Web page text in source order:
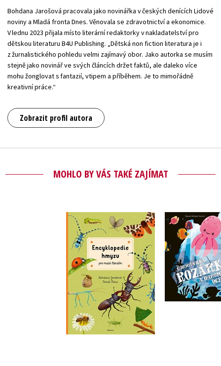
Bohdana Jarošová pracovala jako novinářka v českých denících Lidové
noviny a Mladá fronta Dnes. Věnovala se zdravotnictví a ekonomice.
V lednu 2023 přijala místo literární redaktorky v nakladatelství pro
dětskou literaturu B4U Publishing. „Dětská non fiction literatura je i
z žurnalistického pohledu velmi zajímavý obor. Jako autorka se musím
stejně jako novinář ve svých článcích držet faktů, ale daleko více
mohu žonglovat s fantazií, vtipem a příběhem. Je to mimořádně
kreativní práce.“
Zobrazit profil autora
MOHLO BY VÁS TAKÉ ZAJÍMAT
Encyklopedie hmyzu
pro malé čtenáře
Bohdana Jarošová
Do košíku
349 Kč
279 Kč
a
Bohdana